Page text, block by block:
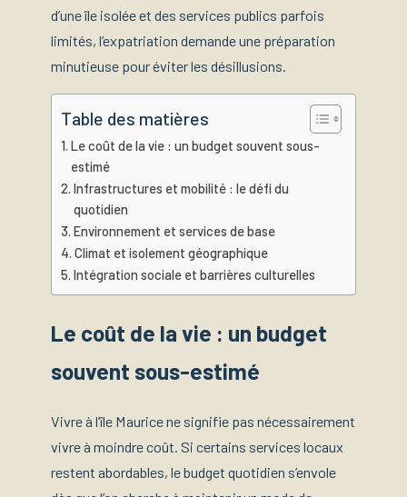
d’une île isolée et des services publics parfois
limités, l’expatriation demande une préparation
minutieuse pour éviter les désillusions.
Table des matières
Le coût de la vie : un budget souvent sous-
estimé
Infrastructures et mobilité : le défi du
quotidien
Environnement et services de base
Climat et isolement géographique
Intégration sociale et barrières culturelles
Le coût de la vie : un budget
souvent sous-estimé
Vivre à l’île Maurice ne signifie pas nécessairement
vivre à moindre coût. Si certains services locaux
restent abordables, le budget quotidien s’envole